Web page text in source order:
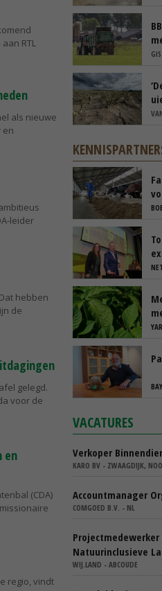
RTL
als nieuwe
en
leider
hebben
de
gelegd.
voor de
en
(CDA)
regio, vindt
VACATURES
Verkoper
KARO BV - ZWAAGDIJK,
Accountmanager
COMGOED B.V. - NL
Natuurinclusieve
WIJ.LAND - ABCOUDE